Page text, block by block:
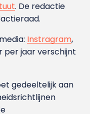
. De redactie
Instragram,
per jaar verschijnt
gedeeltelijk aan